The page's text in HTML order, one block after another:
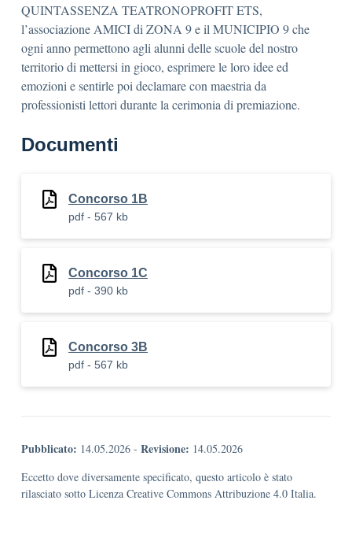
QUINTASSENZA TEATRONOPROFIT ETS,
l’associazione AMICI di ZONA 9 e il MUNICIPIO 9 che
ogni anno permettono agli alunni delle scuole del nostro
territorio di mettersi in gioco, esprimere le loro idee ed
emozioni e sentirle poi declamare con maestria da
professionisti lettori durante la cerimonia di premiazione.
Documenti
Concorso 1B
pdf - 567 kb
Concorso 1C
pdf - 390 kb
Concorso 3B
pdf - 567 kb
Pubblicato: 14.05.2026 - Revisione: 14.05.2026
Eccetto dove diversamente specificato, questo articolo è stato
rilasciato sotto Licenza Creative Commons Attribuzione 4.0 Italia.